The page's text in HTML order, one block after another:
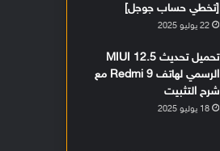
[تخطي حساب جوجل]
22 يوليو 2025
تحميل تحديث MIUI 12.5
الرسمي لهاتف Redmi 9 مع
شرح التثبيت
18 يوليو 2025